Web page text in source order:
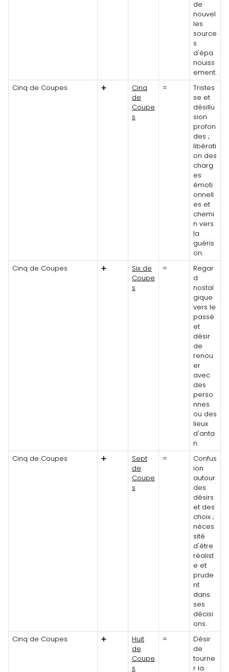
de
nouvel
les
source
s
d'épa
nouiss
ement.
Cinq de Coupes
➕
Cinq
de
Coupe
s
=
Tristes
se et
désillu
sion
profon
des ;
libérati
on des
charg
es
émoti
onnell
es et
chemi
n vers
la
guéris
on.
Cinq de Coupes
➕
Six de
Coupe
s
=
Regar
d
nostal
gique
vers le
passé
et
désir
de
renou
er
avec
des
perso
nnes
ou des
lieux
d'anta
n.
Cinq de Coupes
➕
Sept
de
Coupe
s
=
Confus
ion
autour
des
désirs
et des
choix ;
néces
sité
d'être
réalist
e et
prude
nt
dans
ses
décisi
ons.
Cinq de Coupes
➕
Huit
de
Coupe
s
=
Désir
de
tourne
r la